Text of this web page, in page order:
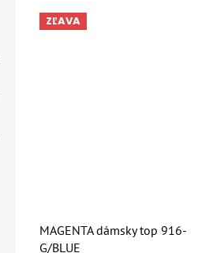
ZĽAVA
MAGENTA dámsky top 916-
G/BLUE